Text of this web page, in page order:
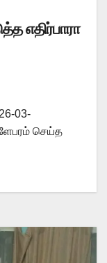
எதிர்பாரா
03-
செய்த